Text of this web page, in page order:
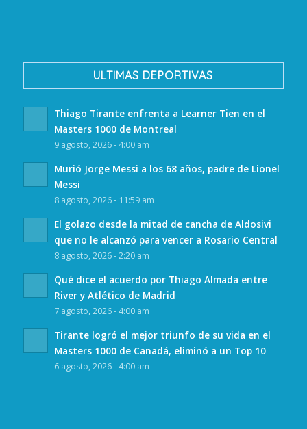
ULTIMAS DEPORTIVAS
Thiago Tirante enfrenta a Learner Tien en el
Masters 1000 de Montreal
9 agosto, 2026 - 4:00 am
Murió Jorge Messi a los 68 años, padre de Lionel
Messi
8 agosto, 2026 - 11:59 am
El golazo desde la mitad de cancha de Aldosivi
que no le alcanzó para vencer a Rosario Central
8 agosto, 2026 - 2:20 am
Qué dice el acuerdo por Thiago Almada entre
River y Atlético de Madrid
7 agosto, 2026 - 4:00 am
Tirante logró el mejor triunfo de su vida en el
Masters 1000 de Canadá, eliminó a un Top 10
6 agosto, 2026 - 4:00 am